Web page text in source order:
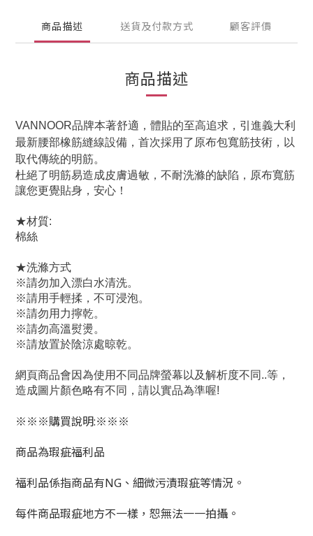
商品描述 送貨及付款方式 顧客評價
商品描述
VANNOOR品牌本著舒適，體貼的至高追求，引進義大利
最新腰部橡筋縫線設備，首次採用了原布包寬筋技術，以
取代傳統的明筋。
杜絕了明筋易造成皮膚過敏，不耐洗滌的缺陷，原布寬筋
讓您更覺貼身，安心！
★材質:
棉絲
★洗滌方式
※請勿加入漂白水清洗。
※請用手輕揉，不可浸泡。
※請勿用力擰乾。
※請勿高溫熨燙。
※請放置於陰涼處晾乾。
網頁商品會因為使用不同品牌螢幕以及解析度不同..等，
造成圖片顏色略有不同，請以實品為準喔!
※※※購買說明:※※※
商品為瑕疵福利品
福利品係指商品有NG、細微污漬瑕疵等情況。
每件商品瑕疵地方不一樣，恕無法一一拍攝。